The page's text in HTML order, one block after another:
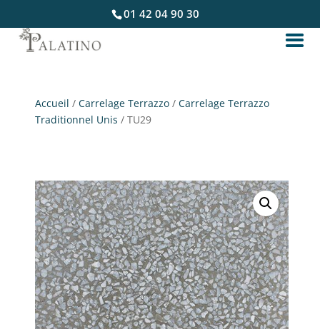
01 42 04 90 30
Accueil /Carrelage Terrazzo /Carrelage Terrazzo
Traditionnel Unis / TU29